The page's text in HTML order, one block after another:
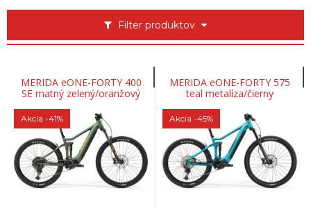
Filter produktov
MERIDA eONE-FORTY 400
SE matný zelený/oranžový
Akcia -41%
MERIDA eONE-FORTY 575
teal metalíza/čierny
Akcia -45%